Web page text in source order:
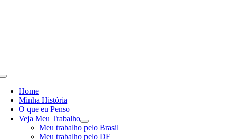
Toggle
NavigationHome
Minha História
O que eu Penso
Veja Meu Trabalho
Meu trabalho pelo Brasil
Meu trabalho pelo DF